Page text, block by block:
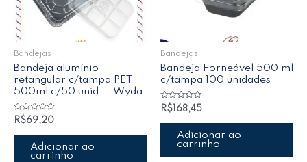
Bandejas
Bandeja alumínio
retangular c/tampa PET
500ml c/50 unid. – Wyda
Avaliação
0
de
R$69,20
Adicionar ao
carrinho
Bandejas
Bandeja Forneável 500 ml
c/tampa 100 unidades
Avaliação
0
de
R$ 168,45
Adicionar ao
carrinho